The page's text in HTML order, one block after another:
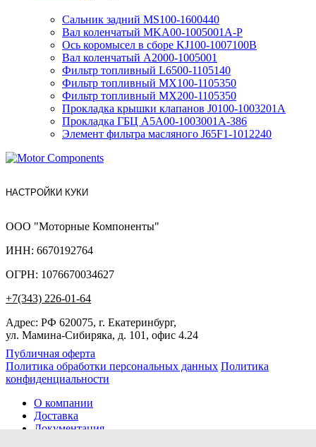
Сальник задний MS100-1600440
Вал коленчатый MKA00-1005001A-P
Ось коромысел в сборе KJ100-1007100B
Вал коленчатый A2000-1005001
Фильтр топливный L6500-1105140
Фильтр топливный MX100-1105350
Фильтр топливный MX200-1105350
Прокладка крышки клапанов J0100-1003201A
Прокладка ГБЦ A5A00-1003001A-386
Элемент фильтра масляного J65F1-1012240
НАСТРОЙКИ КУКИ
ООО "Моторные Компоненты"
ИНН: 6670192764
ОГРН: 1076670034627
+7(343) 226-01-64
Адрес: РФ 620075, г. Екатеринбург,
ул. Мамина-Сибиряка, д. 101, офис 4.24
Публичная оферта
Политика обработки персональных данных Политика
конфиденциальности
О компании
Доставка
Документация